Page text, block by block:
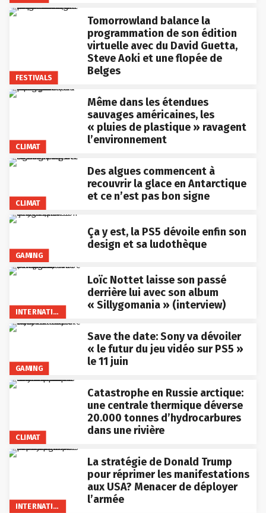
FESTIVALS
Tomorrowland balance la
programmation de son édition
virtuelle avec du David Guetta,
Steve Aoki et une flopée de
Belges
CLIMAT
Même dans les étendues
sauvages américaines, les
« pluies de plastique » ravagent
l’environnement
CLIMAT
Des algues commencent à
recouvrir la glace en Antarctique
et ce n’est pas bon signe
GAMING
Ça y est, la PS5 dévoile enfin son
design et sa ludothèque
INTERNATIONAL
Loïc Nottet laisse son passé
derrière lui avec son album
« Sillygomania » (interview)
GAMING
Save the date: Sony va dévoiler
« le futur du jeu vidéo sur PS5 »
le 11 juin
CLIMAT
Catastrophe en Russie arctique:
une centrale thermique déverse
20.000 tonnes d’hydrocarbures
dans une rivière
INTERNATIONAL
La stratégie de Donald Trump
pour réprimer les manifestations
aux USA? Menacer de déployer
l’armée